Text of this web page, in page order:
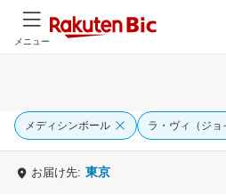
メニュー
メディシンボール ラ・ヴィ（ジョ
お届け先: 東京